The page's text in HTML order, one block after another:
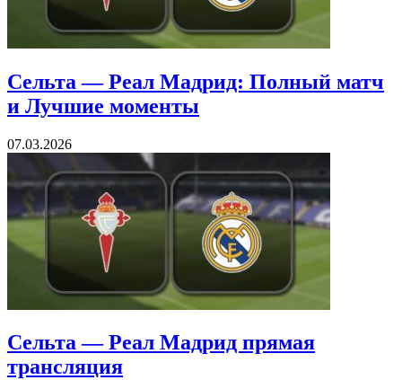
Сельта — Реал Мадрид: Полный матч
и Лучшие моменты
07.03.2026
Сельта — Реал Мадрид прямая
трансляция